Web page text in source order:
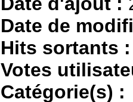
Date de
Hits sortants :
Votes
Catégorie(s) :